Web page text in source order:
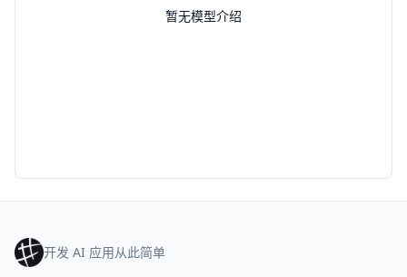
暂无模型介绍
开发 AI 应用从此简单